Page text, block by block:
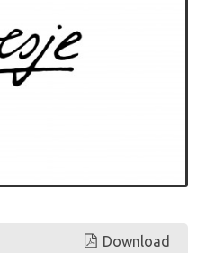
Download